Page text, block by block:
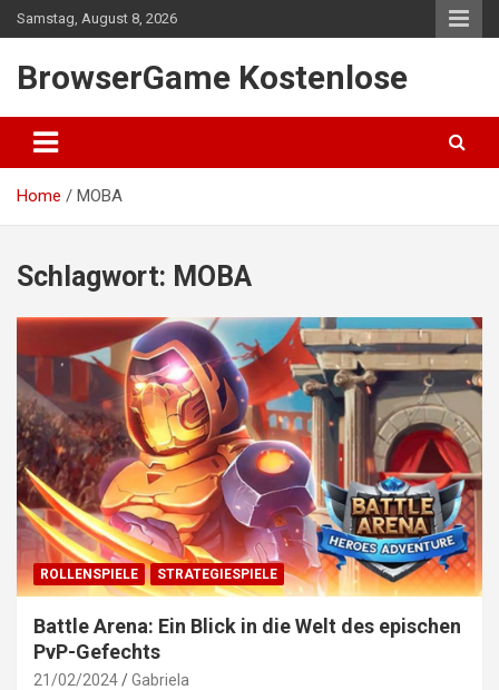
Skip
to
Samstag, August 8, 2026
BrowserGame Kostenlose
Home MOBA
Schlagwort: MOBA
ROLLENSPIELE STRATEGIESPIELE
Battle Arena: Ein Blick in die Welt des epischen
PvP-Gefechts
21/02/2024 Gabriela